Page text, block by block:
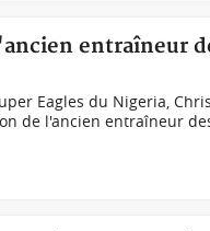
entraîneur
Eagles du Nigeria,
de l'ancien entraîneur